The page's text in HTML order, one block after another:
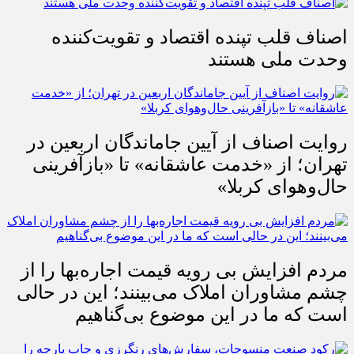
اصناف قلب تپنده اقتصاد و تقویت‌کننده
وحدت ملی هستند
روایت اصناف از آیین جاماندگان اربعین در
تهران؛ از «خدمت عاشقانه» تا «بازآفرینی
حال‌وهوای کربلا»
مردم افزایش بی رویه قیمت اجاره‌بها را از
چشم مشاوران املاک می‌بینند؛ این در حالی
است که ما در این موضوع بی‌گناهیم